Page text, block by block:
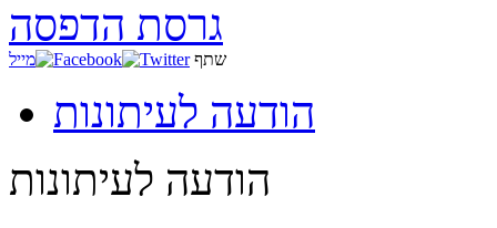
גרסת הדפסה
שתף מייל
הודעה לעיתונות
הודעה לעיתונות